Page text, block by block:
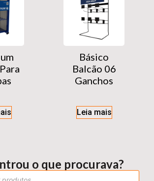
Básico
Balcão 06
Ganchos
Leia mais
o que procurava?